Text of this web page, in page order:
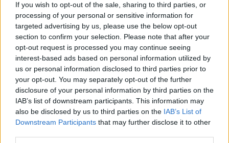
If you wish to opt-out of the sale, sharing to third parties, or
processing of your personal or sensitive information for
targeted advertising by us, please use the below opt-out
section to confirm your selection. Please note that after your
opt-out request is processed you may continue seeing
interest-based ads based on personal information utilized by
us or personal information disclosed to third parties prior to
your opt-out. You may separately opt-out of the further
disclosure of your personal information by third parties on the
IAB’s list of downstream participants. This information may
also be disclosed by us to third parties on the IAB’s List of
Downstream Participants that may further disclose it to other
Covid nelle Rsa, screening su ospiti e operatori
Covid, troppi contagi, screening di massa all'Elba
Covid, all'Elba 20 nuovi casi positivi
Landi:"Bene screening Elba, ora si passi ai fatti"
Covid, partito lo screening sull'isola d'Elba
Covid, "screening Elba modello da esportare"